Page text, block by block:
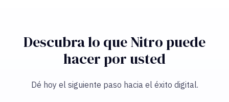
Descubra lo que Nitro puede
hacer por usted
Dé hoy el siguiente paso hacia el éxito digital.